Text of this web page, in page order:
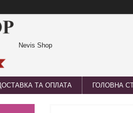
Nevis Shop
ТА ОПЛАТА ГОЛОВНА